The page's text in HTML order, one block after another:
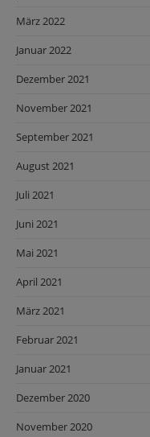
März 2022
Januar 2022
Dezember 2021
November 2021
September 2021
August 2021
Juli 2021
Juni 2021
Mai 2021
April 2021
März 2021
Februar 2021
Januar 2021
Dezember 2020
November 2020